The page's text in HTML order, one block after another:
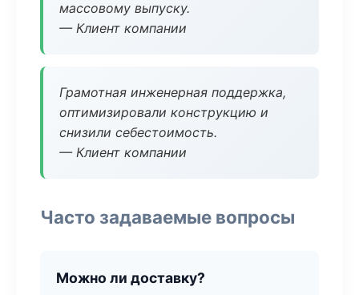
массовому выпуску.
— Клиент компании
Грамотная инженерная поддержка,
оптимизировали конструкцию и
снизили себестоимость.
— Клиент компании
Часто задаваемые вопросы
Можно ли доставку?